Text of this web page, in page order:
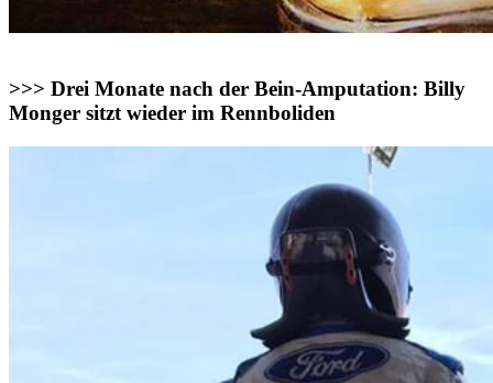
>>> Drei Monate nach der Bein-Amputation: Billy
Monger sitzt wieder im Rennboliden